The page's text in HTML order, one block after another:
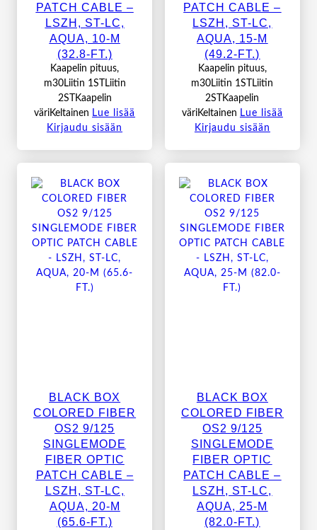
PATCH CABLE –
LSZH, ST-LC,
AQUA, 10-M
(32.8-FT.)
Kaapelin pituus,
m30Liitin 1STLiitin
2STKaapelin
väriKeltainen Lue lisää
Kirjaudu sisään
PATCH CABLE –
LSZH, ST-LC,
AQUA, 15-M
(49.2-FT.)
Kaapelin pituus,
m30Liitin 1STLiitin
2STKaapelin
väriKeltainen Lue lisää
Kirjaudu sisään
BLACK BOX
COLORED FIBER
OS2 9/125
SINGLEMODE
FIBER OPTIC
PATCH CABLE –
LSZH, ST-LC,
AQUA, 20-M
(65.6-FT.)
BLACK BOX
COLORED FIBER
OS2 9/125
SINGLEMODE
FIBER OPTIC
PATCH CABLE –
LSZH, ST-LC,
AQUA, 25-M
(82.0-FT.)